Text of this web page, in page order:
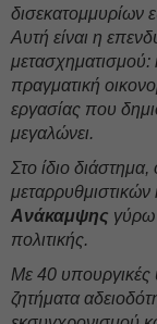
δισεκατομμυρίων
Αυτή είναι η
μετασχηματισμού:
πραγματική
εργασίας που
μεγαλώνει.
Στο ίδιο
Ανάκαμψης γύρω
πολιτικής.
Με 40 υπουργικές
ζητήματα